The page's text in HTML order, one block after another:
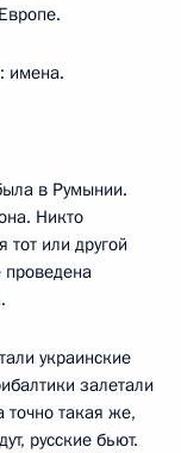
имена.
в Румынии.
Никто
или другой
проведена
украинские
залетали
такая же,
русские бьют.